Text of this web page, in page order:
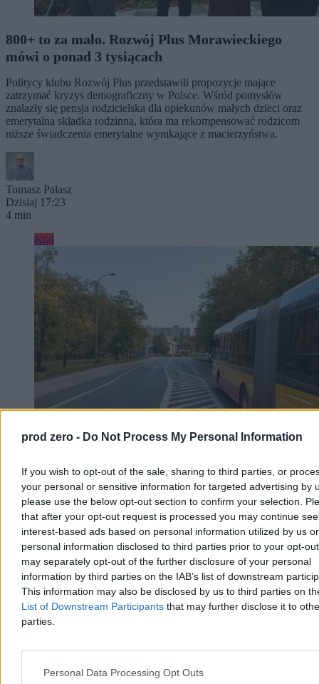
prod zero - Do Not Process My Personal Information
If you wish to opt-out of the sale, sharing to third parties, or
your personal or sensitive information for targeted advertising by
please use the below opt-out section to confirm your selection.
that after your opt-out request is processed you may continue
interest-based ads based on personal information utilized by us or
personal information disclosed to third parties prior to your opt-
may separately opt-out of the further disclosure of your personal
information by third parties on the IAB’s list of downstream
This information may also be disclosed by us to third parties on
List of Downstream Participants that may further disclose it to
parties.
Personal Data Processing Opt Outs
800+ to za mało. Rozwój Plus Morawieckiego
mówi o ponad 3 tysiącach
Politycy klubu Rozwój Plus przedstawili propozycje mające
zatrzymać kryzys demograficzny w Polsce. Wśród pomysłów
znalazły się pensja rodzicielska dla opiekunów małych dzieci oraz
emerytalna składka rodzinna, która ma rekompensować rodzicom
niższe świadczenia emerytalne wynikające z macierzyństwa.
Tomasz Pałasz
Dzisiaj 17:23
4 min
Kraj
Kierowca autobusu przyszedł do pracy w
spódnicy. ZTM go ukarał
Pan Darek, 50-letni kierowca warszawskiego autobusu, w upalny
dzień założył do pracy spódnicę zamiast regulaminowych spodni.
Pasażerowie warszawskiej linii 213 kibicowali mu i gratulowali
odwagi. Inaczej zareagował ZTM – po kontroli inspektorów
kierowca dostał karę za niezgodny z regulaminem strój.
Dzisiaj 15:39
Reklama